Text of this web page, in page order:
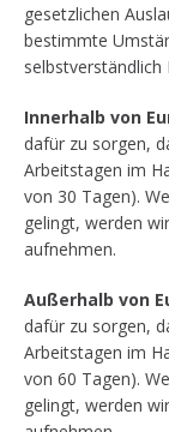
gesetzlichen
bestimmte
Innerhalb von
dafür zu sorgen,
Arbeitstagen im
von 30 Tagen).
gelingt, werden
aufnehmen.
Außerhalb von
dafür zu sorgen,
Arbeitstagen im
von 60 Tagen).
gelingt, werden